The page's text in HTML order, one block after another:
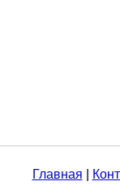
Главная